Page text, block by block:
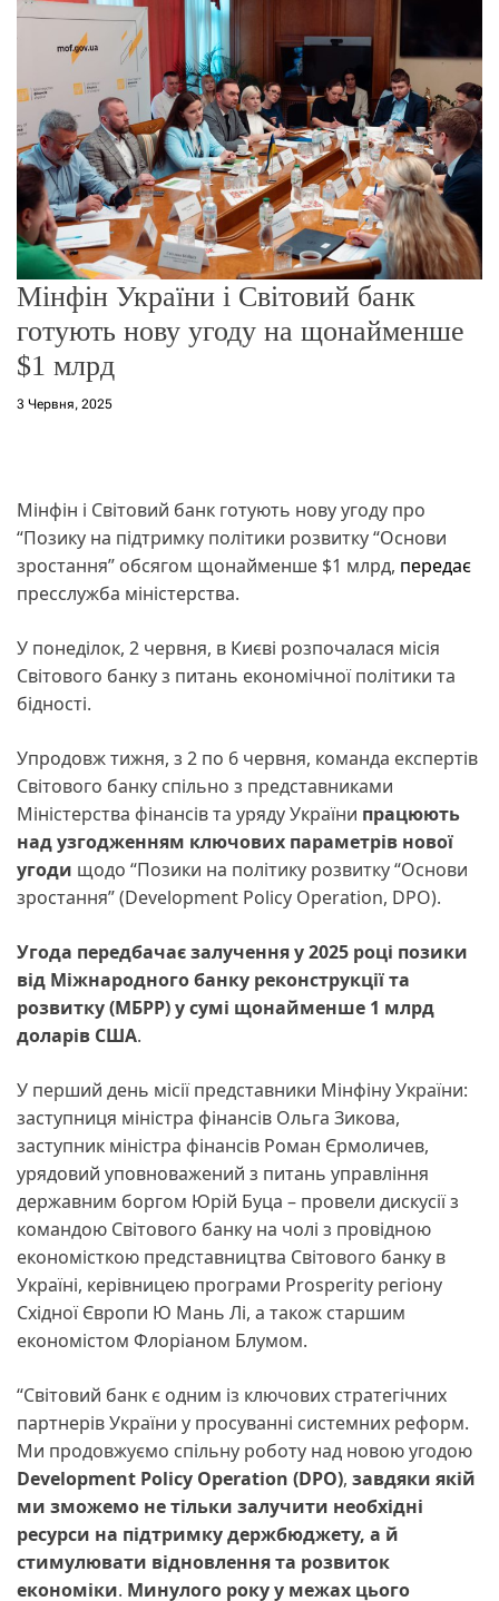
о
р
е
ж
и
м
у
Мінфін України і Світовий банк
готують нову угоду на щонайменше
$1 млрд
3 Червня, 2025
Мінфін і Світовий банк готують нову угоду про
“Позику на підтримку політики розвитку “Основи
зростання” обсягом щонайменше $1 млрд, передає
пресслужба міністерства.
У понеділок, 2 червня, в Києві розпочалася місія
Світового банку з питань економічної політики та
бідності.
Упродовж тижня, з 2 по 6 червня, команда експертів
Світового банку спільно з представниками
Міністерства фінансів та уряду України працюють
над узгодженням ключових параметрів нової
угоди щодо “Позики на політику розвитку “Основи
зростання” (Development Policy Operation, DPO).
Угода передбачає залучення у 2025 році позики
від Міжнародного банку реконструкції та
розвитку (МБРР) у сумі щонайменше 1 млрд
доларів США.
У перший день місії представники Мінфіну України:
заступниця міністра фінансів Ольга Зикова,
заступник міністра фінансів Роман Єрмоличев,
урядовий уповноважений з питань управління
державним боргом Юрій Буца – провели дискусії з
командою Світового банку на чолі з провідною
економісткою представництва Світового банку в
Україні, керівницею програми Prosperity регіону
Східної Європи Ю Мань Лі, а також старшим
економістом Флоріаном Блумом.
“Світовий банк є одним із ключових стратегічних
партнерів України у просуванні системних реформ.
Ми продовжуємо спільну роботу над новою угодою
Development Policy Operation (DPO), завдяки якій
ми зможемо не тільки залучити необхідні
ресурси на підтримку держбюджету, а й
стимулювати відновлення та розвиток
економіки. Минулого року у межах цього